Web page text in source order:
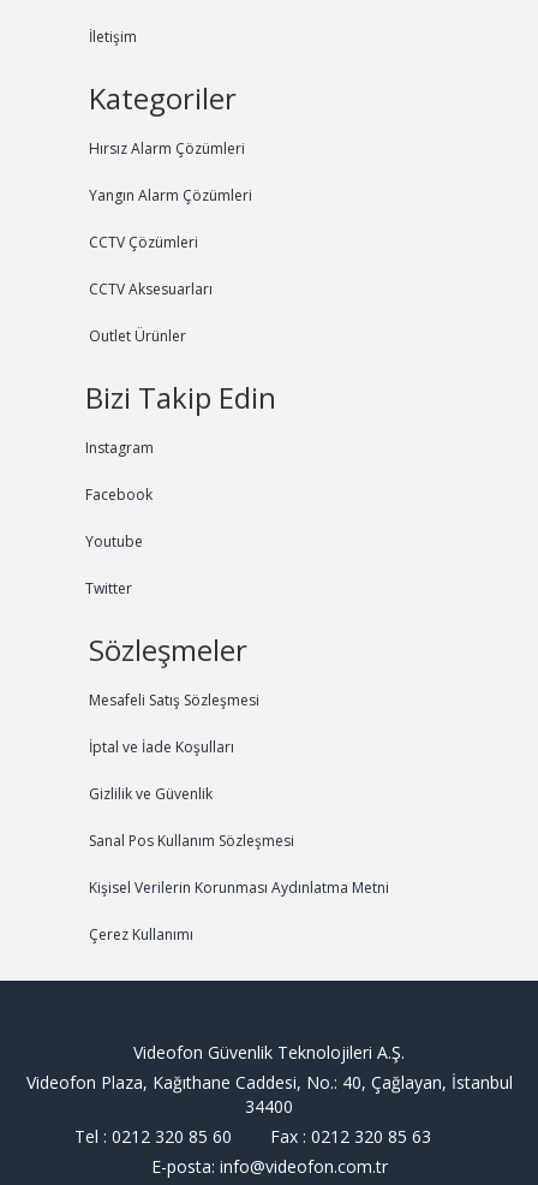
İletişim
Kategoriler
Hırsız Alarm Çözümleri
Yangın Alarm Çözümleri
CCTV Çözümleri
CCTV Aksesuarları
Outlet Ürünler
Bizi Takip Edin
Instagram
Facebook
Youtube
Twitter
Sözleşmeler
Mesafeli Satış Sözleşmesi
İptal ve İade Koşulları
Gizlilik ve Güvenlik
Sanal Pos Kullanım Sözleşmesi
Kişisel Verilerin Korunması Aydınlatma Metni
Çerez Kullanımı
Videofon Güvenlik Teknolojileri A.Ş.
Videofon Plaza, Kağıthane Caddesi, No.: 40, Çağlayan, İstanbul
34400
Tel : 0212 320 85 60 Fax : 0212 320 85 63
E-posta: info@videofon.com.tr